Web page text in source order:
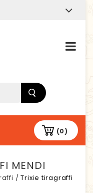
(0)
MENDI
/Trixie tiragraffi